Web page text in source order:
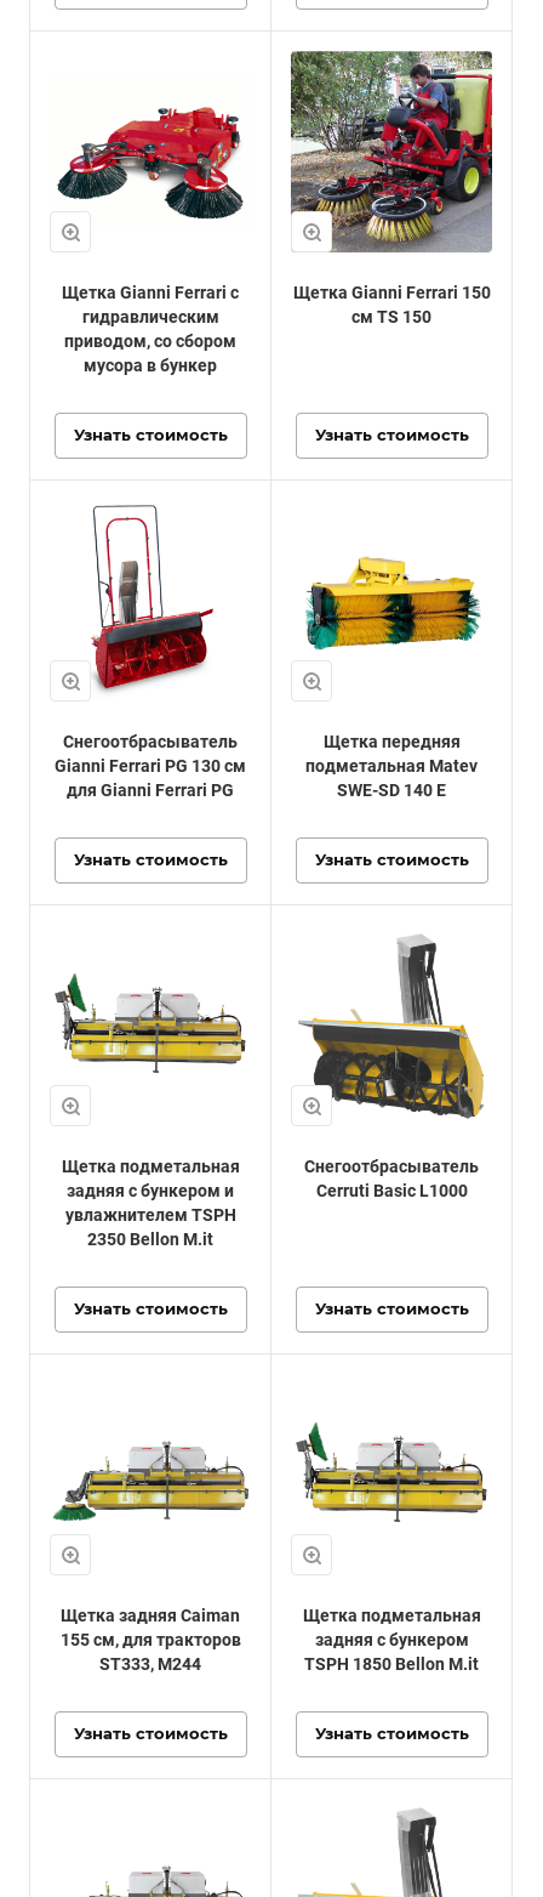
Щетка Gianni Ferrari с
гидравлическим
приводом, со сбором
мусора в бункер
Узнать стоимость
Щетка Gianni Ferrari 150
см TS 150
Узнать стоимость
Снегоотбрасыватель
Gianni Ferrari PG 130 см
для Gianni Ferrari PG
Узнать стоимость
Щетка передняя
подметальная Matev
SWE-SD 140 E
Узнать стоимость
Щетка подметальная
задняя с бункером и
увлажнителем TSPH
2350 Bellon M.it
Узнать стоимость
Снегоотбрасыватель
Cerruti Basic L1000
Узнать стоимость
Щетка задняя Caiman
155 см, для тракторов
ST333, M244
Узнать стоимость
Щетка подметальная
задняя с бункером
TSPH 1850 Bellon M.it
Узнать стоимость